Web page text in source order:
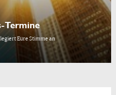
Termine
Eure Stimme an